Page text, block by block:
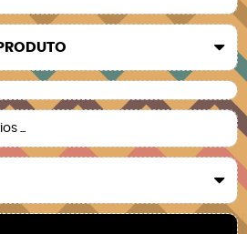
...